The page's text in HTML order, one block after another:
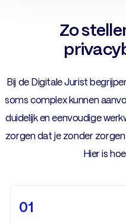
Zo
Bij de Digitale Jurist
soms complex kunnen
duidelijk en eenvoudige
zorgen dat je zonder
Hier is
01